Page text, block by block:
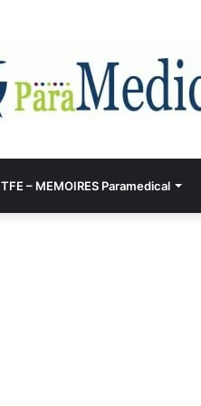
TFE – MEMOIRES Paramedical